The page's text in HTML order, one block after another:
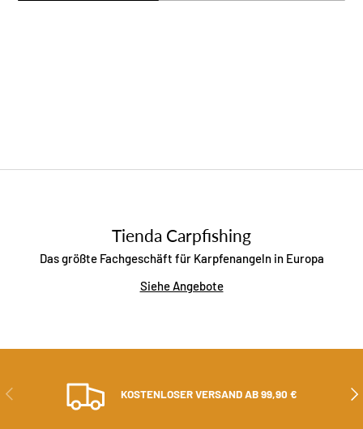
Tienda Carpfishing
Das größte Fachgeschäft für Karpfenangeln in Europa
Siehe Angebote
ZURÜCK KOSTENLOSER VERSAND AB 99,90 €